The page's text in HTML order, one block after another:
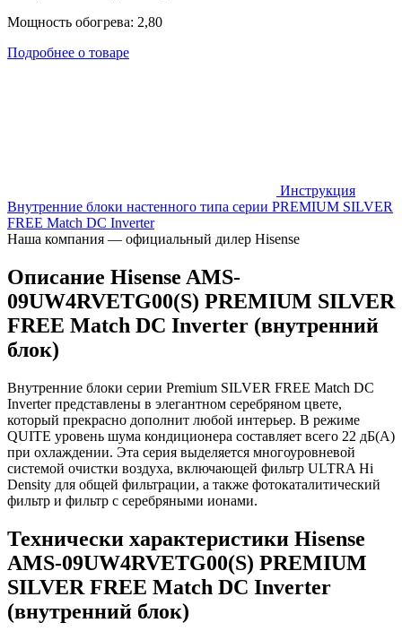
Мощность обогрева: 2,80
Подробнее о товаре
Инструкция
Внутренние блоки настенного типа серии PREMIUM SILVER
FREE Match DC Inverter
Наша компания — официальный дилер Hisense
Описание Hisense AMS-
09UW4RVETG00(S) PREMIUM SILVER
FREE Match DC Inverter (внутренний
блок)
Внутренние блоки серии Premium SILVER FREE Match DC
Inverter представлены в элегантном серебряном цвете,
который прекрасно дополнит любой интерьер. В режиме
QUITE уровень шума кондиционера составляет всего 22 дБ(A)
при охлаждении. Эта серия выделяется многоуровневой
системой очистки воздуха, включающей фильтр ULTRA Hi
Density для общей фильтрации, а также фотокаталитический
фильтр и фильтр с серебряными ионами.
Технически характеристики Hisense
AMS-09UW4RVETG00(S) PREMIUM
SILVER FREE Match DC Inverter
(внутренний блок)